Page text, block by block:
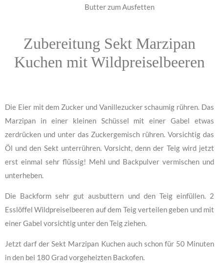
Butter zum Ausfetten
Zubereitung Sekt Marzipan
Kuchen mit Wildpreiselbeeren
Die Eier mit dem Zucker und Vanillezucker schaumig rühren. Das
Marzipan in einer kleinen Schüssel mit einer Gabel etwas
zerdrücken und unter das Zuckergemisch rühren. Vorsichtig das
Öl und den Sekt unterrühren. Vorsicht, denn der Teig wird jetzt
erst einmal sehr flüssig! Mehl und Backpulver vermischen und
unterheben.
Die Backform sehr gut ausbuttern und den Teig einfüllen. 2
Esslöffel Wildpreiselbeeren auf dem Teig verteilen geben und mit
einer Gabel vorsichtig unter den Teig ziehen.
Jetzt darf der Sekt Marzipan Kuchen auch schon für 50 Minuten
in den bei 180 Grad vorgeheizten Backofen.